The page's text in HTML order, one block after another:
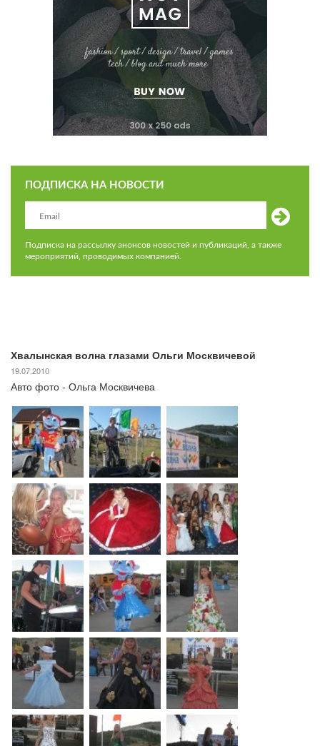
ПОДПИСКА НА НОВОСТИ
Подписка на рассылку анонсов новостей и публикаций, а также
мероприятий, проводимых компанией.
Хвалынская волна глазами Ольги Москвичевой
19.07.2010
Авто фото - Ольга Москвичева